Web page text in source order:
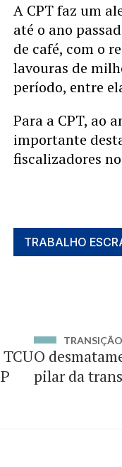
A CPT faz um
até o ano
de café, com o
lavouras de
período, entre
Para a CPT, ao
importante
fiscalizadores
TRABALHO
O
pilar da